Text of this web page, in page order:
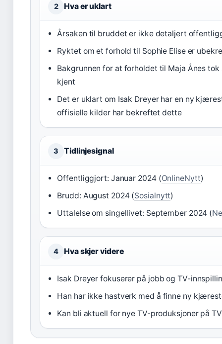
2 Hva er uklart
Årsaken til bruddet er ikke detaljert
Ryktet om et forhold til Sophie Elise er
Bakgrunnen for at forholdet til Maja Ånes
kjent
Det er uklart om Isak Dreyer har en ny
offisielle kilder har bekreftet dette
3 Tidlinjesignal
Offentliggjort: Januar 2024 (OnlineNytt)
Brudd: August 2024 (Sosialnytt)
Uttalelse om singellivet: September 2024 (
4 Hva skjer videre
Isak Dreyer fokuserer på jobb og TV-
Han har ikke hastverk med å finne ny
Kan bli aktuell for nye TV-produksjoner på